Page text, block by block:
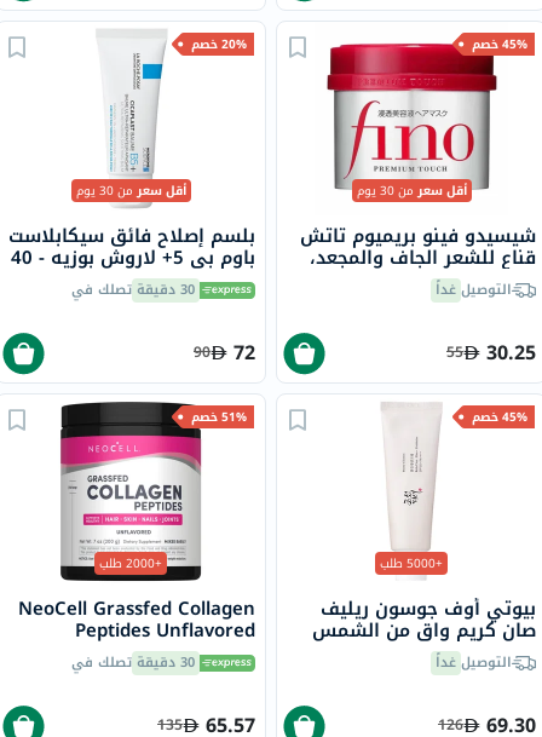
45% خصم
أقل سعرمن 30 يوم
شيسيدو فينو بريميوم تاتش
قناع للشعر الجاف والمجعد،
230 جرامالتوصيلغداً
30.25
55
20% خصم
أقل سعرمن 30 يوم
بلسم إصلاح فائق سيكابلاست
باوم بي 5+ لاروش بوزيه - 40
مل 30 دقيقة تصلك في
72
90
45% خصم
+5000 طلب
بيوتي أوف جوسون ريليف
صان كريم واقٍ من الشمس
عضوي بلأرز والبروبيوتيك
التوصيلغداً
69.30
126
51% خصم
+2000 طلب
NeoCell Grassfed Collagen
Peptides Unflavored
Powder 200g
30 دقيقة تصلك في
65.57
135